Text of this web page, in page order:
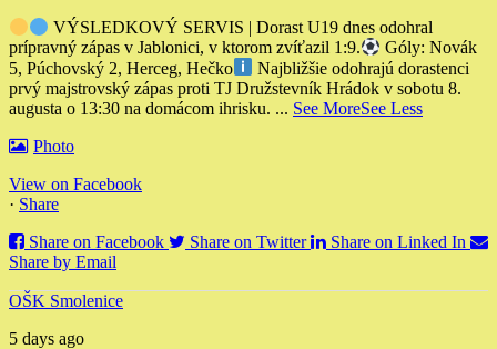
VÝSLEDKOVÝ SERVIS | Dorast U19 dnes odohral
prípravný zápas v Jablonici, v ktorom zvíťazil 1:9.
Góly: Novák
5, Púchovský 2, Herceg, Hečko
Najbližšie odohrajú dorastenci
prvý majstrovský zápas proti TJ Družstevník Hrádok v sobotu 8.
augusta o 13:30 na domácom ihrisku. ... See MoreSee Less
Photo
View on Facebook
· Share
Share on Facebook
Share on Twitter
Share on Linked In
Share by Email
OŠK Smolenice
5 days ago